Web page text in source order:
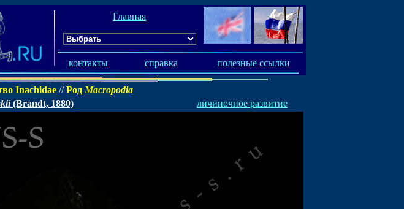
Главная
контакты справка полезные ссылки
Inachidae//Род Macropodia
(Brandt, 1880) личиночное развитие